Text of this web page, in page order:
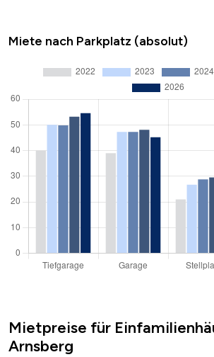
Miete nach Parkplatz (absolut)
Mietpreise für
Arnsberg